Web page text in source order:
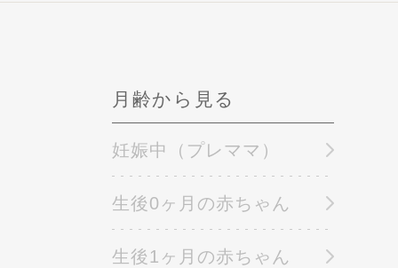
月齢から見る
妊娠中（プレママ）
生後0ヶ月の赤ちゃん
生後1ヶ月の赤ちゃん